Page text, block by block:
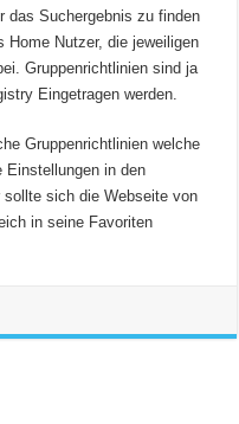
das Suchergebnis zu finden
Home Nutzer, die jeweiligen
Gruppenrichtlinien sind ja
Eingetragen werden.
Gruppenrichtlinien welche
Einstellungen in den
sich die Webseite von
in seine Favoriten